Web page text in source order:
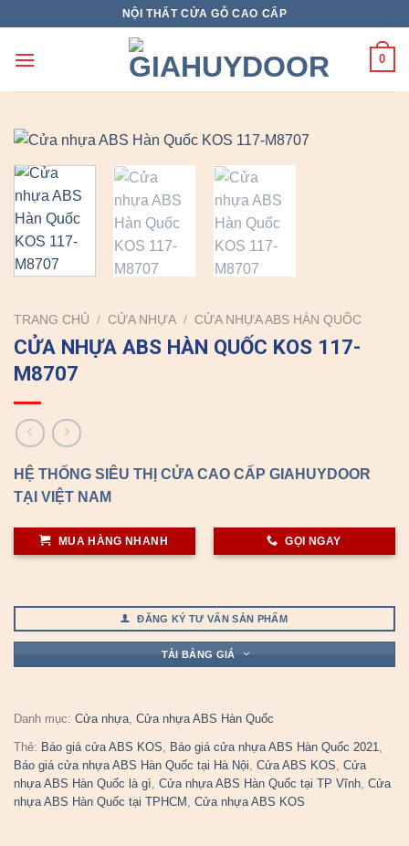
content
NỘI THẤT CỬA GỖ CAO CẤP
0
TRANG CHỦ / CỬA NHỰA / CỬA NHỰA ABS HÀN QUỐC
CỬA NHỰA ABS HÀN QUỐC KOS 117-
M8707
HỆ THỐNG SIÊU THỊ CỬA CAO CẤP GIAHUYDOOR
TẠI VIỆT NAM
MUA HÀNG NHANH GỌI NGAY
ĐĂNG KÝ TƯ VẤN SẢN PHẨM
TẢI BẢNG GIÁ
Danh mục: Cửa nhựa, Cửa nhựa ABS Hàn Quốc
Thẻ: Báo giá cửa ABS KOS, Báo giá cửa nhựa ABS Hàn Quốc 2021,
Báo giá cửa nhựa ABS Hàn Quốc tại Hà Nội, Cửa ABS KOS, Cửa
nhựa ABS Hàn Quốc là gì, Cửa nhựa ABS Hàn Quốc tại TP Vĩnh, Cửa
nhựa ABS Hàn Quốc tại TPHCM , Cửa nhựa ABS KOS